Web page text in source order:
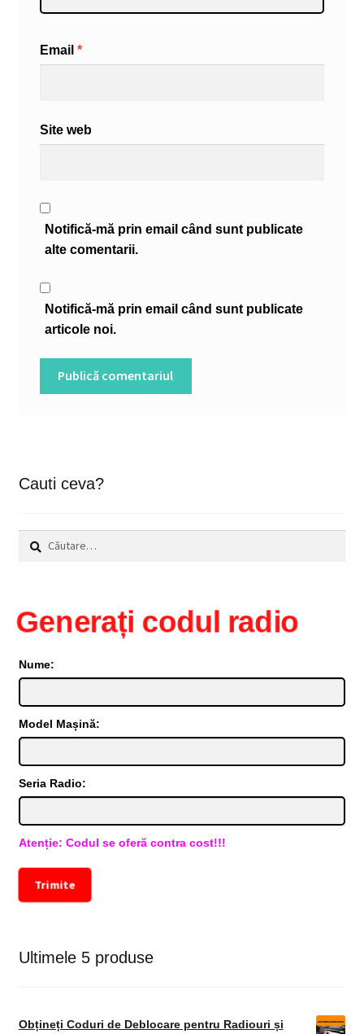
Email *
Site web
Notifică-mă prin email când sunt publicate
alte comentarii.
Notifică-mă prin email când sunt publicate
articole noi.
Cauti ceva?
Caută
după:
Generați codul radio
Nume:
Model Mașină:
Seria Radio:
Atenție: Codul se oferă contra cost!!!
Trimite
Ultimele 5 produse
Obțineți Coduri de Deblocare pentru Radiouri și